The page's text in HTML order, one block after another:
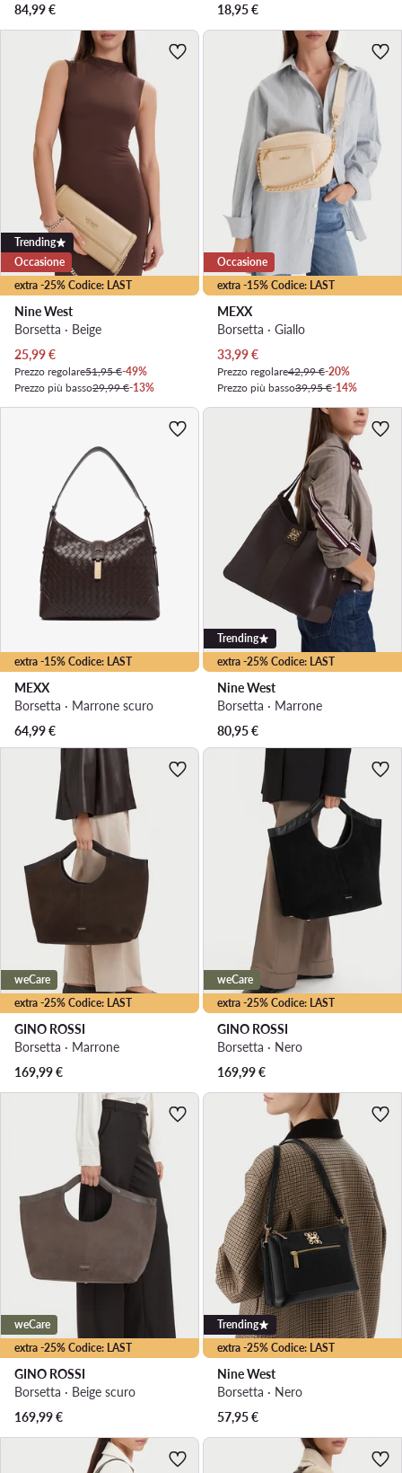
84,99€
18,95€
extra -25% Codice: LAST
Trending
Occasione
Nine West
Borsetta · Beige
Prezzo attuale
25,99€
Prezzo regolare51,95 €-49%
Prezzo più basso29,99 €-13%
extra -15% Codice: LAST
Occasione
MEXX
Borsetta · Giallo
Prezzo attuale
33,99€
Prezzo regolare42,99 €-20%
Prezzo più basso39,95 €-14%
extra -15% Codice: LAST
MEXX
Borsetta · Marrone scuro
64,99€
extra -25% Codice: LAST
Trending
Nine West
Borsetta · Marrone
80,95€
extra -25% Codice: LAST
weCare
GINO ROSSI
Borsetta · Marrone
169,99€
extra -25% Codice: LAST
weCare
GINO ROSSI
Borsetta · Nero
169,99€
extra -25% Codice: LAST
weCare
GINO ROSSI
Borsetta · Beige scuro
169,99€
extra -25% Codice: LAST
Trending
Nine West
Borsetta · Nero
57,95€